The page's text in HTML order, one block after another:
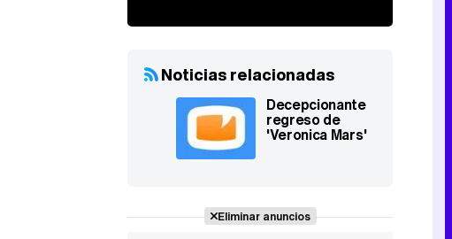
Noticias relacionadas
Decepcionante
regreso de
'Veronica Mars'
Eliminar anuncios